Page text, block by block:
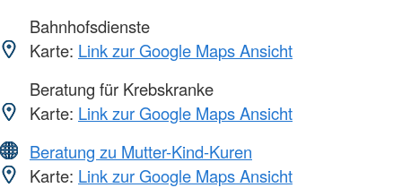
Bahnhofsdienste
Karte: Link zur Google Maps Ansicht
Beratung für Krebskranke
Karte: Link zur Google Maps Ansicht
Beratung zu Mutter-Kind-Kuren
Karte: Link zur Google Maps Ansicht